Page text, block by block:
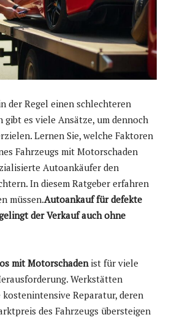
der Regel einen schlechteren
gibt es viele Ansätze, um dennoch
Lernen Sie, welche Faktoren
Fahrzeugs mit Motorschaden
Autoankäufer den
In diesem Ratgeber erfahren
müssen.Autoankauf für defekte
der Verkauf auch ohne
mit Motorschadenist für viele
Werkstätten
Reparatur, deren
des Fahrzeugs übersteigen